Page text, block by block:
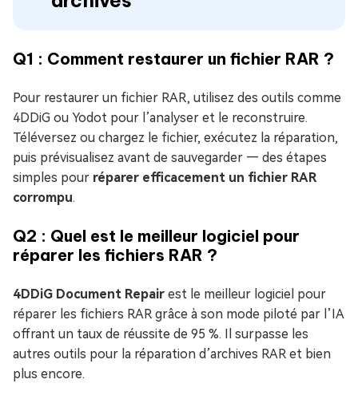
Q1 : Comment restaurer un fichier RAR ?
Pour restaurer un fichier RAR, utilisez des outils comme
4DDiG ou Yodot pour l’analyser et le reconstruire.
Téléversez ou chargez le fichier, exécutez la réparation,
puis prévisualisez avant de sauvegarder — des étapes
simples pour réparer efficacement un fichier RAR
corrompu.
Q2 : Quel est le meilleur logiciel pour
réparer les fichiers RAR ?
4DDiG Document Repair est le meilleur logiciel pour
réparer les fichiers RAR grâce à son mode piloté par l’IA
offrant un taux de réussite de 95 %. Il surpasse les
autres outils pour la réparation d’archives RAR et bien
plus encore.